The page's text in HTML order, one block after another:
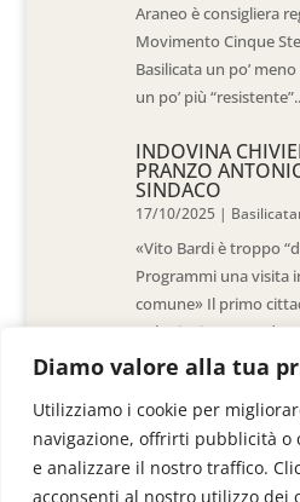
Diamo valore alla tua
Utilizziamo i cookie per
navigazione, offrirti pubblicità o
e analizzare il nostro traffico.
acconsenti al nostro utilizzo dei
Araneo è consigliera
Movimento Cinque
Basilicata un po’
un po’ più
INDOVINA
PRANZO
SINDACO
17/10/2025 |
«Vito Bardi è troppo
Programmi una visita
comune» Il primo
«L’ho invitato a
al Pantano, ma non è
sensazione è che -
siamo lasciati a noi
De Stradis In...